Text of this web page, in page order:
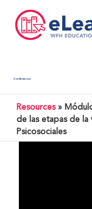
Contáctenos
Resources»
de las etapas de la
Psicosociales